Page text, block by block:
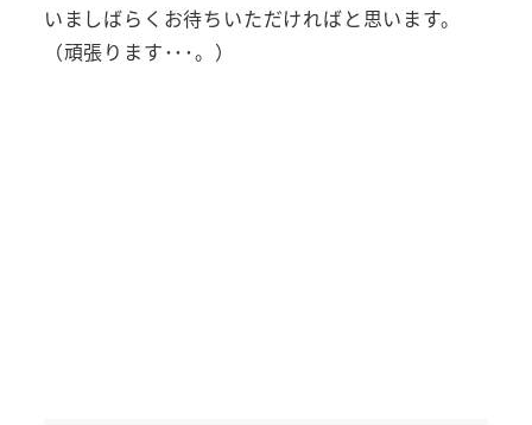
いましばらくお待ちいただければと思います。
（頑張ります･･･。）